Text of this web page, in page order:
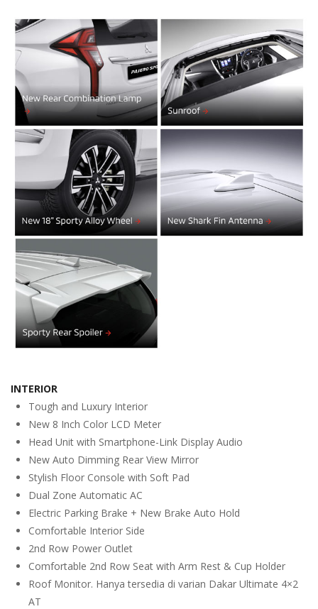
INTERIOR
Tough and Luxury Interior
New 8 Inch Color LCD Meter
Head Unit with Smartphone-Link Display Audio
New Auto Dimming Rear View Mirror
Stylish Floor Console with Soft Pad
Dual Zone Automatic AC
Electric Parking Brake + New Brake Auto Hold
Comfortable Interior Side
2nd Row Power Outlet
Comfortable 2nd Row Seat with Arm Rest & Cup Holder
Roof Monitor. Hanya tersedia di varian Dakar Ultimate 4×2
AT